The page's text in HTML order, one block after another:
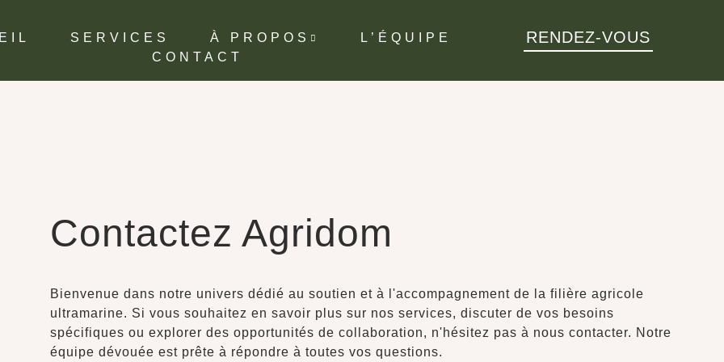
SERVICES À PROPOS
L’ÉQUIPE
CONTACT
RENDEZ-VOUS
Contactez Agridom
Bienvenue dans notre univers dédié au soutien et à l'accompagnement de la filière agricole
ultramarine. Si vous souhaitez en savoir plus sur nos services, discuter de vos besoins
spécifiques ou explorer des opportunités de collaboration, n'hésitez pas à nous contacter. Notre
équipe dévouée est prête à répondre à toutes vos questions.